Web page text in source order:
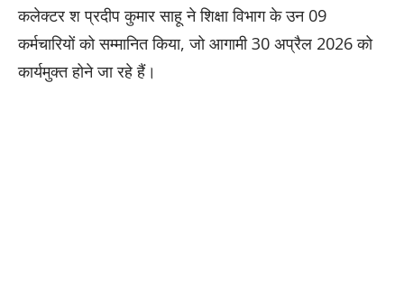
कलेक्टर श प्रदीप कुमार साहू ने शिक्षा विभाग के उन 09
कर्मचारियों को सम्मानित किया, जो आगामी 30 अप्रैल 2026 को
कार्यमुक्त होने जा रहे हैं।